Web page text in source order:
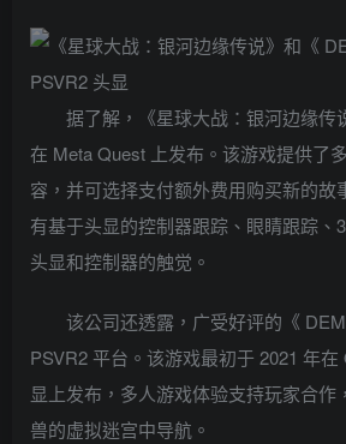
据了解，《星球大战：银河边缘传
在 Meta Quest 上发布。该游戏提供了
容，并可选择支付额外费用购买新的故
有基于头显的控制器跟踪、眼睛跟踪、
头显和控制器的触觉。
该公司还透露，广受好评的《
PSVR2 平台。该游戏最初于 2021 年
显上发布，多人游戏体验支持玩家合作
兽的虚拟迷宫中导航。